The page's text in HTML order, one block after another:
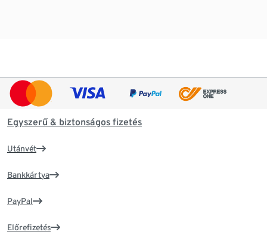
Egyszerű & biztonságos fizetés
Utánvét
Bankkártya
PayPal
Előrefizetés